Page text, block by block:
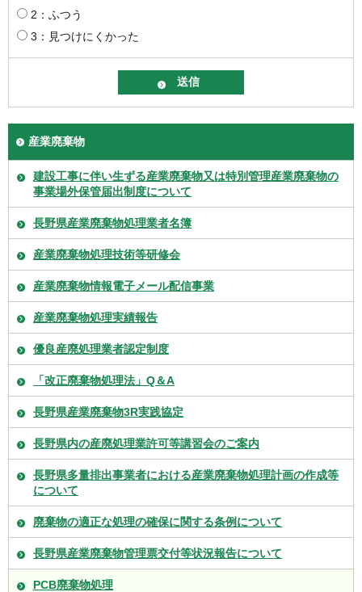
2：ふつう
3：見つけにくかった
産業廃棄物
建設工事に伴い生ずる産業廃棄物又は特別管理産業廃棄物の
事業場外保管届出制度について
長野県産業廃棄物処理業者名簿
産業廃棄物処理技術等研修会
産業廃棄物情報電子メール配信事業
産業廃棄物処理実績報告
優良産廃処理業者認定制度
「改正廃棄物処理法」Q＆A
長野県産業廃棄物3R実践協定
長野県内の産廃処理業許可等講習会のご案内
長野県多量排出事業者における産業廃棄物処理計画の作成等
について
廃棄物の適正な処理の確保に関する条例について
長野県産業廃棄物管理票交付等状況報告について
PCB廃棄物処理